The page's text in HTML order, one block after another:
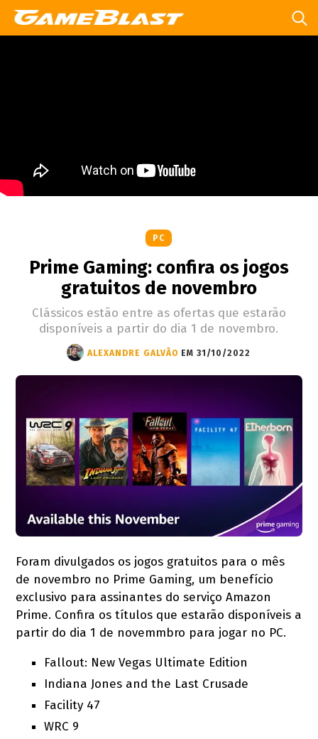
PC
Prime Gaming: confira os jogos
gratuitos de novembro
Clássicos estão entre as ofertas que estarão
disponíveis a partir do dia 1 de novembro.
ALEXANDRE GALVÃO EM 31/10/2022
Foram divulgados os jogos gratuitos para o mês
de novembro no Prime Gaming, um benefício
exclusivo para assinantes do serviço Amazon
Prime. Confira os títulos que estarão disponíveis a
partir do dia 1 de novemmbro para jogar no PC.
Fallout: New Vegas Ultimate Edition
Indiana Jones and the Last Crusade
Facility 47
WRC 9